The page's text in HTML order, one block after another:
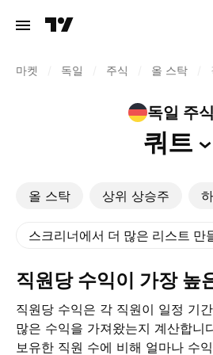
마켓 독일 주식 올 스탁
독일 주식
쿼트
올 스탁 상위 상승주
스크리너에서 더 많은 리스트 만
직원당 수익이 가장 높
직원당 수익은 각 직원이 일정 기
많은 수익을 가져왔는지 계산합니
보유한 직원 수에 비해 얼마나 수